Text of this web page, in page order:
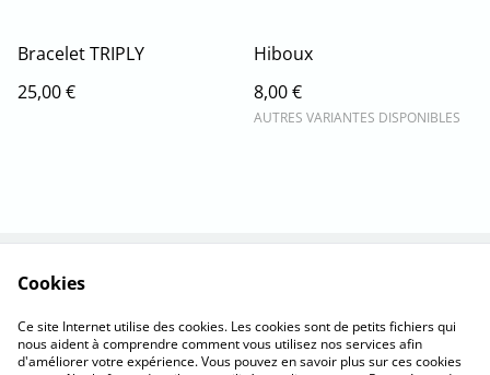
Bracelet TRIPLY
25,00 €
Hiboux
8,00 €
AUTRES VARIANTES DISPONIBLES
C.G. d'utilisation
Confidentialité
Cookies
Cookies
Ce site Internet utilise des cookies. Les cookies sont de petits fichiers qui
nous aident à comprendre comment vous utilisez nos services afin
d'améliorer votre expérience. Vous pouvez en savoir plus sur ces cookies